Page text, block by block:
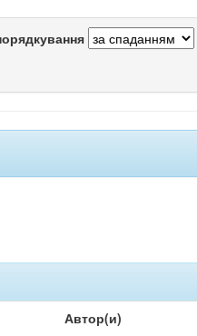
Автор(и)